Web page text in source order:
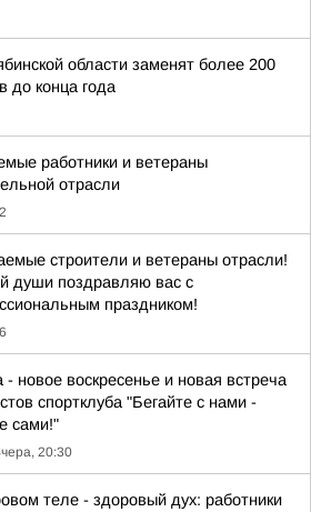
области заменят более 200
до конца года
работники и ветераны
отрасли
строители и ветераны отрасли!
души поздравляю вас с
праздником!
- новое воскресенье и новая встреча
спортклуба "Бегайте с нами -
сами!"
20:30
теле - здоровый дух: работники